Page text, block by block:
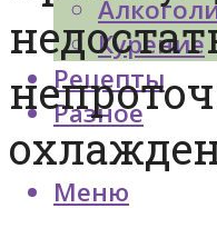
Курение
Рецепты
Разное
Меню